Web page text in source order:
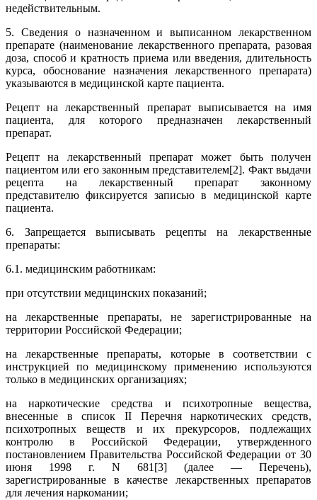
недействительным.
5. Сведения о назначенном и выписанном лекарственном
препарате (наименование лекарственного препарата, разовая
доза, способ и кратность приема или введения, длительность
курса, обоснование назначения лекарственного препарата)
указываются в медицинской карте пациента.
Рецепт на лекарственный препарат выписывается на имя
пациента, для которого предназначен лекарственный
препарат.
Рецепт на лекарственный препарат может быть получен
пациентом или его законным представителем[2]. Факт выдачи
рецепта на лекарственный препарат законному
представителю фиксируется записью в медицинской карте
пациента.
6. Запрещается выписывать рецепты на лекарственные
препараты:
6.1. медицинским работникам:
при отсутствии медицинских показаний;
на лекарственные препараты, не зарегистрированные на
территории Российской Федерации;
на лекарственные препараты, которые в соответствии с
инструкцией по медицинскому применению используются
только в медицинских организациях;
на наркотические средства и психотропные вещества,
внесенные в список II Перечня наркотических средств,
психотропных веществ и их прекурсоров, подлежащих
контролю в Российской Федерации, утвержденного
постановлением Правительства Российской Федерации от 30
июня 1998 г. N 681[3] (далее — Перечень),
зарегистрированные в качестве лекарственных препаратов
для лечения наркомании;